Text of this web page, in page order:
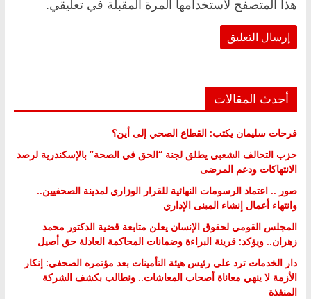
هذا المتصفح لاستخدامها المرة المقبلة في تعليقي.
أحدث المقالات
فرحات سليمان يكتب: القطاع الصحي إلى أين؟
حزب التحالف الشعبي يطلق لجنة “الحق في الصحة” بالإسكندرية لرصد
الانتهاكات ودعم المرضى
صور .. اعتماد الرسومات النهائية للقرار الوزاري لمدينة الصحفيين..
وانتهاء أعمال إنشاء المبنى الإداري
المجلس القومي لحقوق الإنسان يعلن متابعة قضية الدكتور محمد
زهران.. ويؤكد: قرينة البراءة وضمانات المحاكمة العادلة حق أصيل
دار الخدمات ترد على رئيس هيئة التأمينات بعد مؤتمره الصحفي: إنكار
الأزمة لا ينهي معاناة أصحاب المعاشات.. ونطالب بكشف الشركة
المنفذة